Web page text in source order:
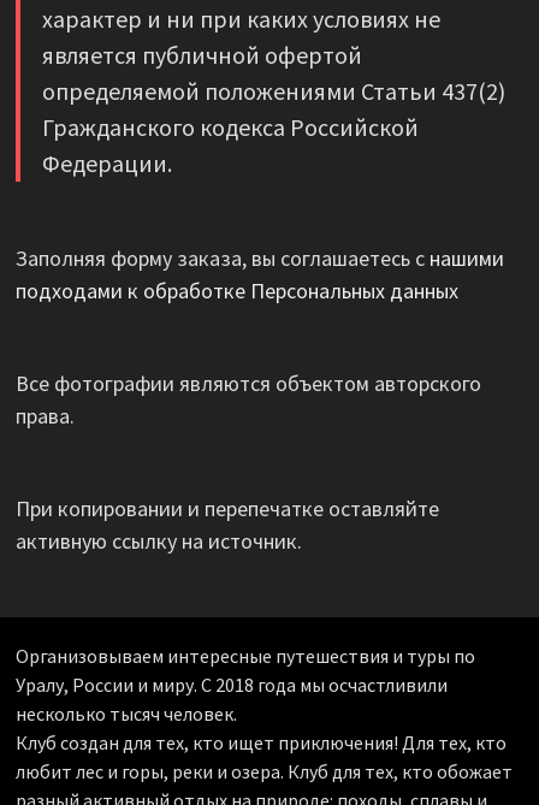
характер и ни при каких условиях не
является публичной офертой
определяемой положениями Статьи 437(2)
Гражданского кодекса Российской
Федерации.
Заполняя форму заказа, вы соглашаетесь с нашими
подходами к обработке Персональных данных
Все фотографии являются объектом авторского
права.
При копировании и перепечатке оставляйте
активную ссылку на источник.
Организовываем интересные путешествия и туры по
Уралу, России и миру. С 2018 года мы осчастливили
несколько тысяч человек.
Клуб создан для тех, кто ищет приключения! Для тех, кто
любит лес и горы, реки и озера. Клуб для тех, кто обожает
разный активный отдых на природе: походы, сплавы и